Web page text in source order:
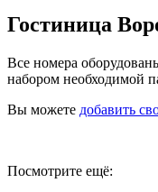
Гостиница
Все номера
набором необходимой
Вы можете добавить
Посмотрите ещё: